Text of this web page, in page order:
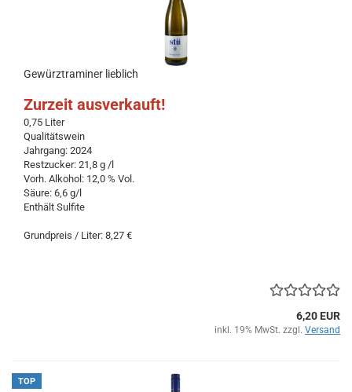
Gewürztraminer lieblich
Zurzeit ausverkauft!
0,75 Liter
Qualitätswein
Jahrgang: 2024
Restzucker: 21,8 g /l
Vorh. Alkohol: 12,0 % Vol.
Säure: 6,6 g/l
Enthält Sulfite
Grundpreis / Liter: 8,27 €
6,20 EUR
inkl. 19% MwSt. zzgl. Versand
TOP